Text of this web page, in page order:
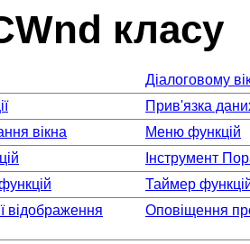
класу
Діалоговому
Прив'язка
вікна
Меню функцій
Інструмент
Таймер
відображення
Оповіщення